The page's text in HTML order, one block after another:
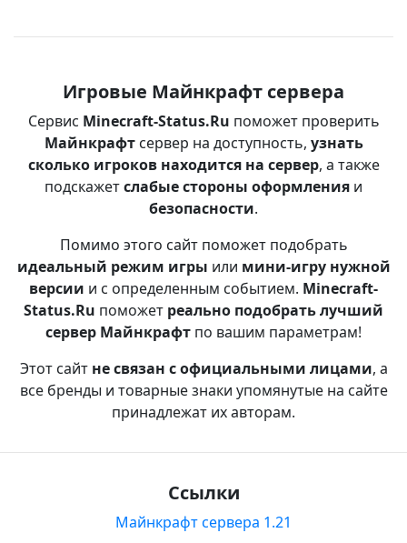
Игровые Майнкрафт сервера
Сервис Minecraft-Status.Ru поможет проверить
Майнкрафтсервер на доступность, узнать
сколько игроков находится на сервер, а также
подскажетслабые стороны оформления и
безопасности.
Помимо этого сайт поможет подобрать
идеальный режим игры или мини-игру нужной
версии и с определенным событием. Minecraft-
Status.Ru поможет реально подобрать лучший
сервер Майнкрафт по вашим параметрам!
Этот сайт не связан с официальными лицами, а
все бренды и товарные знаки упомянутые на сайте
принадлежат их авторам.
Ссылки
Майнкрафт сервера 1.21